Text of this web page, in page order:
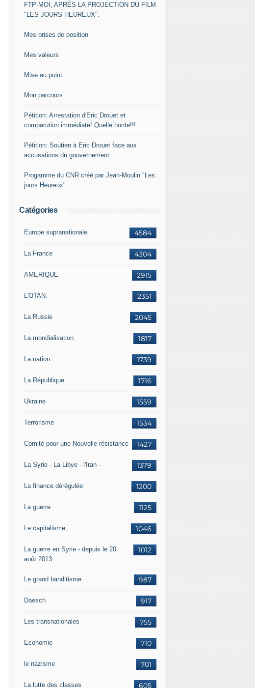
FTP-MOI, APRÈS LA PROJECTION DU FILM
"LES JOURS HEUREUX".
Mes prises de position
Mes valeurs
Mise au point
Mon parcours
Pétition: Arrestation d'Eric Drouet et
comparution immédiate! Quelle honte!!!
Pétition: Soutien à Eric Drouet face aux
accusations du gouvernement
Progamme du CNR créé par Jean-Moulin "Les
jours Heureux"
Catégories
4584
Europe supranationale
4304
La France
2915
AMERIQUE
2351
L'OTAN.
2045
La Russie
1817
La mondialisation
1739
La nation .
1716
La République
1559
Ukraine
1534
Terrorisme
1427
Comité pour une Nouvelle résistance
1379
La Syrie - La Libye - l'Iran -
1200
La finance dérégulée
1125
La guerre
1046
Le capitalisme;
1012
La guerre en Syrie - depuis le 20
août 2013
987
Le grand banditisme
917
Daesch
755
Les transnationales
710
Economie
701
le nazisme
605
La lutte des classes